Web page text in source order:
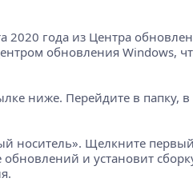
года из Центра
обновления Windows,
ниже. Перейдите в папку,
носитель». Щелкните
и установит